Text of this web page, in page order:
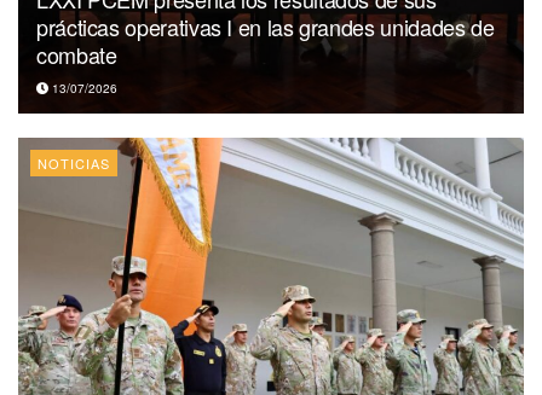
prácticas operativas I en las grandes unidades de
combate
13/07/2026
NOTICIAS